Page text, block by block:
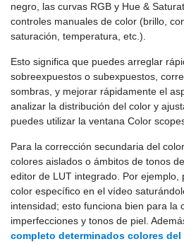
negro, las curvas RGB y Hue &
controles manuales de color (brillo,
saturación, temperatura, etc.).
Esto significa que puedes arreglar
sobreexpuestos o subexpuestos,
sombras, y mejorar rápidamente el
analizar la distribución del color y
puedes utilizar la ventana Color
Para la corrección secundaria del
colores aislados o ámbitos de tonos
editor de LUT integrado. Por ejemplo,
color específico en el vídeo
intensidad; esto funciona bien para la
imperfecciones y tonos de piel.
completo determinados colores del